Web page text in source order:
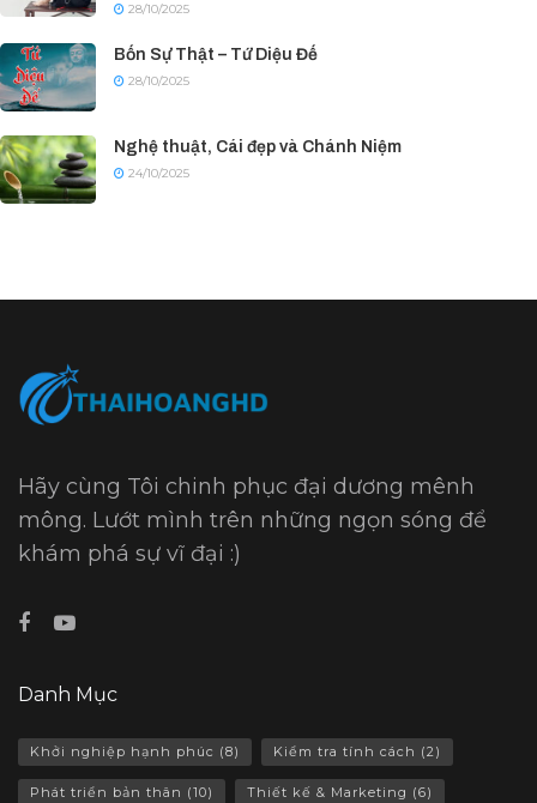
28/10/2025
Bốn Sự Thật – Tứ Diệu Đế
28/10/2025
Nghệ thuật, Cái đẹp và Chánh Niệm
24/10/2025
Hãy cùng Tôi chinh phục đại dương mênh
mông. Lướt mình trên những ngọn sóng để
khám phá sự vĩ đại :)
Danh Mục
Khởi nghiệp hạnh phúc (8) Kiểm tra tính cách (2)
Phát triển bản thân (10) Thiết kế & Marketing (6)